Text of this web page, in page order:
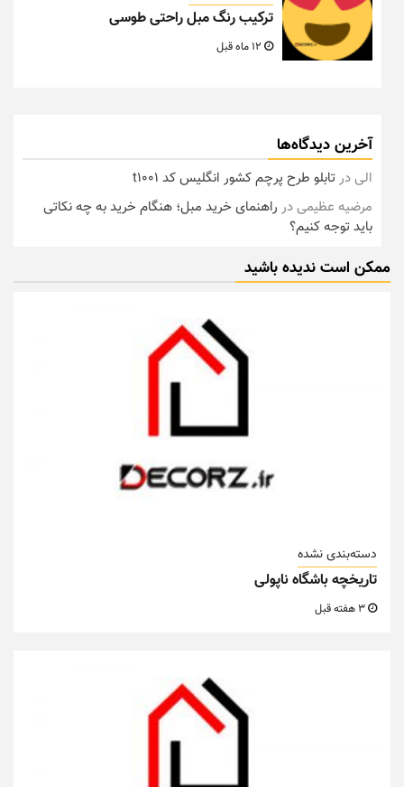
ترکیب رنگ مبل راحتی طوسی
آخرین دیدگاه‌ها
الیدرتابلو طرح پرچم کشور انگلیس کد t1001
مرضیه عظیمیدر راهنمای خرید مبل؛ هنگام خرید به چه نکاتی
باید توجه کنیم؟
ممکن است ندیده باشید
دسته‌بندی نشده
تاریخچه باشگاه ناپولی